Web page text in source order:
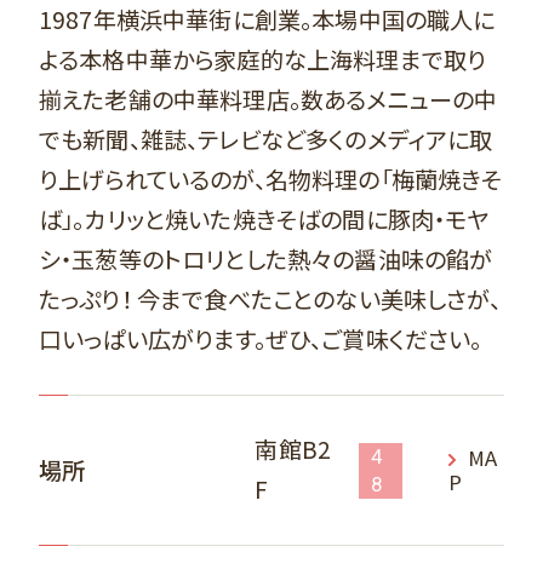
1987年横浜中華街に創業。本場中国の職人に
よる本格中華から家庭的な上海料理まで取り
揃えた老舗の中華料理店。数あるメニューの中
でも新聞、雑誌、テレビなど多くのメディアに取
り上げられているのが、名物料理の「梅蘭焼きそ
ば」。カリッと焼いた焼きそばの間に豚肉・モヤ
シ・玉葱等のトロリとした熱々の醤油味の餡が
たっぷり！ 今まで食べたことのない美味しさが、
口いっぱい広がります。ぜひ、ご賞味ください。
場所
南館B2
F
4
8
MA
P